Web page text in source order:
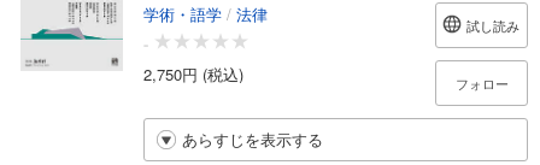
学術・語学 / 法律
-
2,750円 (税込)
試し読み
フォロー
あらすじを表示する